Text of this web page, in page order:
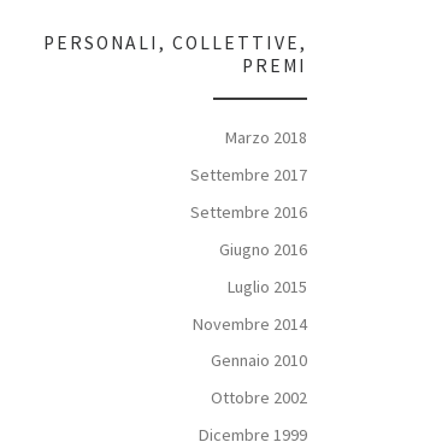
PERSONALI, COLLETTIVE,
PREMI
Marzo 2018
Settembre 2017
Settembre 2016
Giugno 2016
Luglio 2015
Novembre 2014
Gennaio 2010
Ottobre 2002
Dicembre 1999